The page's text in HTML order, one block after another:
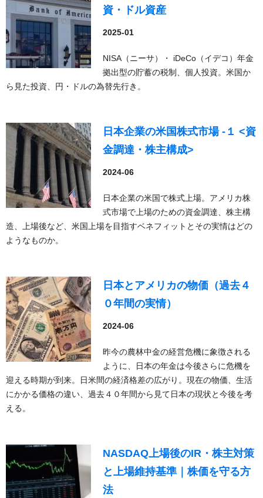
資・ドル資産
2025-01
NISA（ニーサ）・ iDeCo（イデコ）年金
拠出型の貯蓄の税制、個人投資。米国か
ら見た投資、円・ドルの為替先行き。
日本企業の米国株式市場 -１ <資
金調達・株主構成>
2024-06
日本企業の米国で株式上場。アメリカ株
式市場で上場のための資金調達、株主構
造、上場後など、米国上場を目指すベネフィットとその実情はどの
ようなものか。
日本とアメリカの物価（過去４
０年間の実情）
2024-06
昨今の農林中金の経営危機に象徴される
ように、日本の年金は今後さらに危機を
迎える時期が到来。日米間の経済格差の広がり。現在の物価、生活
にかかる価格の違い、過去４０年間から見て日本の現状と今後を考
える。
NASDAQ上場後のIR・株主対策
と上場維持基準｜株価を守る方
法